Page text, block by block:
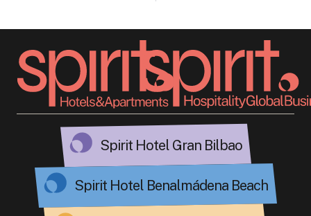
Spirit Hotel Gran Bilbao
Spirit Hotel Benalmádena Beach